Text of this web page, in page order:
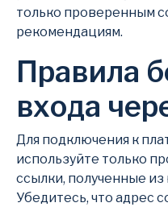
только проверенным
рекомендациям.
Правила
входа
Для подключения к
используйте только
ссылки, полученные
Убедитесь, что адрес